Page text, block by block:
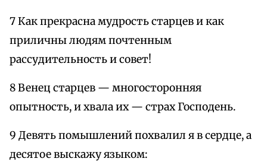
7 Как прекрасна мудрость старцев и как
приличны людям почтенным
рассудительность и совет!
8 Венец старцев — многосторонняя
опытность, и хвала их — страх Господень.
9 Девять помышлений похвалил я в сердце, а
десятое выскажу языком: